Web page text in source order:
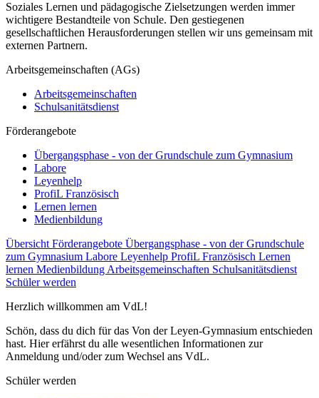
Soziales Lernen und pädagogische Zielsetzungen werden immer
wichtigere Bestandteile von Schule. Den gestiegenen
gesellschaftlichen Herausforderungen stellen wir uns gemeinsam mit
externen Partnern.
Arbeitsgemeinschaften (AGs)
Arbeitsgemeinschaften
Schulsanitätsdienst
Förderangebote
Übergangsphase - von der Grundschule zum Gymnasium
Labore
Leyenhelp
ProfiL Französisch
Lernen lernen
Medienbildung
Übersicht Förderangebote Übergangsphase - von der Grundschule
zum Gymnasium Labore Leyenhelp ProfiL Französisch Lernen
lernen Medienbildung Arbeitsgemeinschaften Schulsanitätsdienst
Schüler werden
Herzlich willkommen am VdL!
Schön, dass du dich für das Von der Leyen-Gymnasium entschieden
hast. Hier erfährst du alle wesentlichen Informationen zur
Anmeldung und/oder zum Wechsel ans VdL.
Schüler werden